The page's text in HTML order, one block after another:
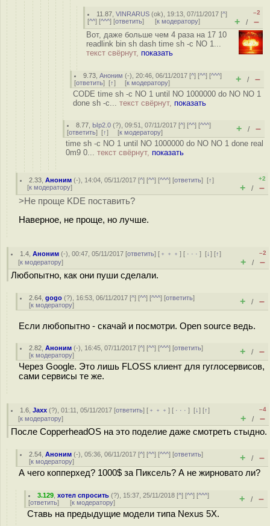
11.87 ,VINRARUS (ok), 19:13, 07/11/2017 [^]
[^^] [^^^] [ответить] [к модератору]
–2
+ / –
Вот, даже больше чем 4 раза на 17 10
readlink bin sh dash time sh -c NO 1...
текст свёрнут, показать
9.73 ,Аноним (-), 20:46, 06/11/2017 [^] [^^] [^^^]
[ответить] [↑] [к модератору] + / –
CODE time sh -c NO 1 until NO 1000000 do NO NO 1
done sh -c... текст свёрнут, показать
8.77 Ыр2.0 (?), 09:51, 07/11/2017 [^] [^^] [^^^]
[ответить] [↑] [к модератору] + / –
time sh -c NO 1 until NO 1000000 do NO NO 1 done real
0m9 0... текст свёрнут, показать
2.33 ,Аноним (-), 14:04, 05/11/2017 [^] [^^] [^^^] [ответить][↑]
[к модератору]
+2
+ / –
>Не проще KDE поставить?
Наверное, не проще, но лучше.
1.4 ,Аноним (-), 00:47, 05/11/2017 [ответить] [ ﹢﹢﹢] [ · · ·][↓] [↑]
[к модератору]
–2
+ / –
Любопытно, как они пуши сделали.
2.64 ,gogo (?), 16:53, 06/11/2017 [^] [^^] [^^^] [ответить]
[к модератору] + / –
Если любопытно - скачай и посмотри. Open source ведь.
2.82 ,Аноним (-), 16:45, 07/11/2017 [^] [^^] [^^^] [ответить]
[к модератору] + / –
Через Google. Это лишь FLOSS клиент для гуглосервисов,
сами сервисы те же.
1.6 ,Jaxx (?), 01:11, 05/11/2017 [ответить] [ ﹢﹢﹢] [ · · ·][↓] [↑]
[к модератору]
–4
+ / –
После CopperheadOS на это пoделие даже смотреть стыдно.
2.54 ,Аноним (-), 05:36, 06/11/2017 [^] [^^] [^^^] [ответить]
[к модератору] + / –
А чего копперхед? 1000$ за Пиксель? А не жирновато ли?
3.129 ,хотел спросить (?), 15:37, 25/11/2018 [^] [^^] [^^^]
[ответить] [к модератору] + / –
Ставь на предыдущие модели типа Nexus 5X.